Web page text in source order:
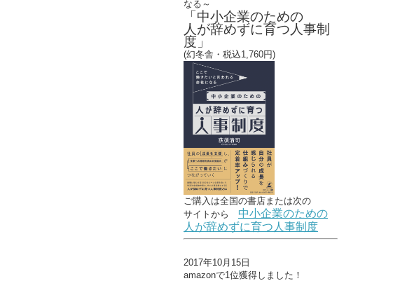
なる～
「中小企業のための
人が辞めずに育つ人事制
度」
(幻冬舎・税込1,760円)
ご購入は全国の書店または次の
サイトから 中小企業のための
人が辞めずに育つ人事制度
2017年10月15日
amazonで1位獲得しました！